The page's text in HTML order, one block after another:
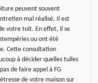
peuvent souvent
mal réalisé. Il est
votre toit. En effet, il se
ou ont été
Cette consultation
à décider quelles tuiles
de faire appel à FG
de votre maison sur